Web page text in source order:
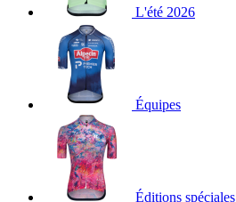
L'été 2026
Équipes
Éditions spéciales